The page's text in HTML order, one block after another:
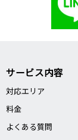
サービス内容
対応エリア
料金
よくある質問